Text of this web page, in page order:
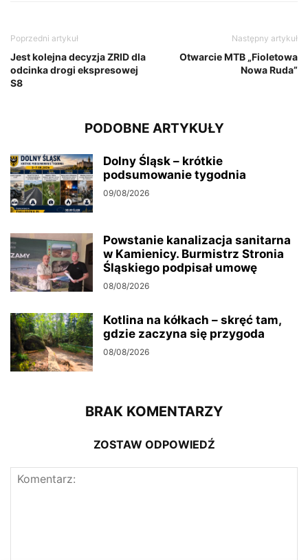
Poprzedni artykuł
Jest kolejna decyzja ZRID dla
odcinka drogi ekspresowej
S8
Następny artykuł
Otwarcie MTB „Fioletowa
Nowa Ruda”
PODOBNE ARTYKUŁY
Dolny Śląsk – krótkie
podsumowanie tygodnia
09/08/2026
Powstanie kanalizacja sanitarna
w Kamienicy. Burmistrz Stronia
Śląskiego podpisał umowę
08/08/2026
Kotlina na kółkach – skręć tam,
gdzie zaczyna się przygoda
08/08/2026
BRAK KOMENTARZY
ZOSTAW ODPOWIEDŹ